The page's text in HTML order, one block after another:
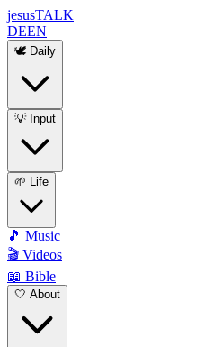
jesusTALK
DEEN
🕊️ Daily
💡 Input
🌱 Life
🎵 Music
🎬 Videos
📖 Bible
🤍 About